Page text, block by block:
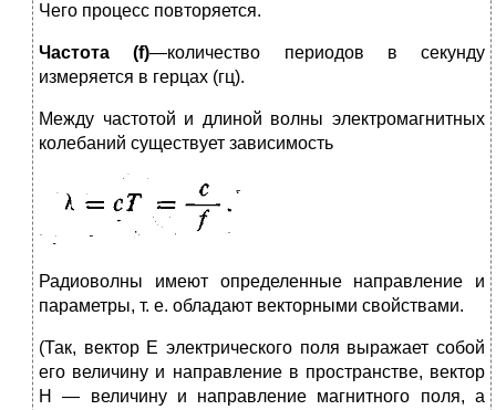
Чего процесс повторяется.
Частота (f)—количество периодов в секунду
измеряется в герцах (гц).
Между частотой и длиной волны электромагнитных
коле­баний существует зависимость
Радиоволны имеют определенные направление и
параметры, т. е. об­ладают векторными свойствами.
(Так, вектор Е электри­ческого поля выражает собой
его ве­личину и направление в пространстве, вектор
Н — величину и направление магнитного поля, а